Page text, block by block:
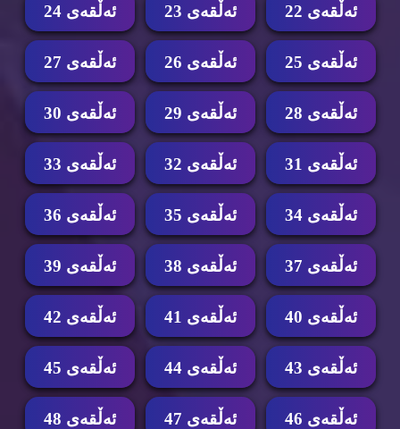
ئه‌ڵقه‌ی 22 ئه‌ڵقه‌ی 23 ئه‌ڵقه‌ی 24
ئه‌ڵقه‌ی 25 ئه‌ڵقه‌ی 26 ئه‌ڵقه‌ی 27
ئه‌ڵقه‌ی 28 ئه‌ڵقه‌ی 29 ئه‌ڵقه‌ی 30
ئه‌ڵقه‌ی 31 ئه‌ڵقه‌ی 32 ئه‌ڵقه‌ی 33
ئه‌ڵقه‌ی 34 ئه‌ڵقه‌ی 35 ئه‌ڵقه‌ی 36
ئه‌ڵقه‌ی 37 ئه‌ڵقه‌ی 38 ئه‌ڵقه‌ی 39
ئه‌ڵقه‌ی 40 ئه‌ڵقه‌ی 41 ئه‌ڵقه‌ی 42
ئه‌ڵقه‌ی 43 ئه‌ڵقه‌ی 44 ئه‌ڵقه‌ی 45
ئه‌ڵقه‌ی 46 ئه‌ڵقه‌ی 47 ئه‌ڵقه‌ی 48